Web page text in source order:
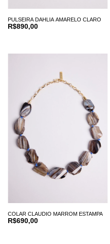
PULSEIRA DAHLIA AMARELO CLARO
R$890,00
COLAR CLAUDIO MARROM ESTAMPA
R$690,00